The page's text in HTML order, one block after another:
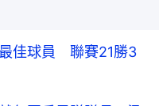
佳球員 聯賽21勝3